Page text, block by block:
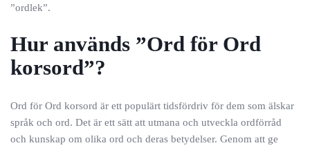
”ordlek”.
Hur används ”Ord för Ord
korsord”?
Ord för Ord korsord är ett populärt tidsfördriv för dem som älskar
språk och ord. Det är ett sätt att utmana och utveckla ordförråd
och kunskap om olika ord och deras betydelser. Genom att ge